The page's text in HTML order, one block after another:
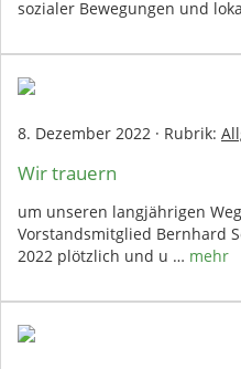
sozialer Bewegungen und
8. Dezember 2022 · Rubrik:
Wir trauern
um unseren langjährigen
Vorstandsmitglied Bernhard
2022 plötzlich und u … mehr